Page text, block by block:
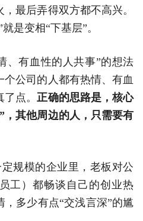
最后弄得双方都不高兴。
是变相“下基层”。
、有血性的人共事”的想法
公司的人都有热情、有血
点。 正确的思路是，核心
，其他周边的人，只需要有
规模的企业里，老板对公
工）都畅谈自己的创业热
多少有点“交浅言深”的尴